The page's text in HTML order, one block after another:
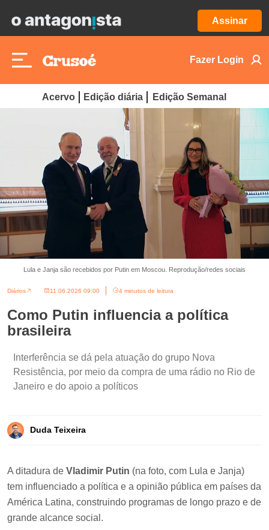
Assinar
Fazer Login
Acervo Edição diária Edição Semanal
Lula e Janja são recebidos por Putin em Moscou. Reprodução/redes sociais
Diários 11.06.2026 09:00 4 minutos de leitura
Como Putin influencia a política
brasileira
Interferência se dá pela atuação do grupo Nova
Resistência, por meio da compra de uma rádio no Rio de
Janeiro e do apoio a políticos
Duda Teixeira
A ditadura de Vladimir Putin (na foto, com Lula e Janja)
tem influenciado a política e a opinião pública em países da
América Latina, construindo programas de longo prazo e de
grande alcance social.